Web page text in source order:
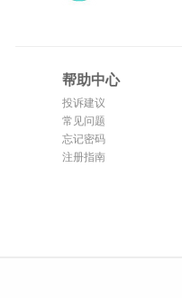
帮助中心
投诉建议
常见问题
忘记密码
注册指南